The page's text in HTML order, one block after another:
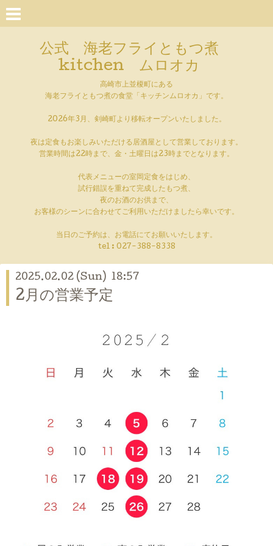
公式 海老フライともつ煮
kitchen ムロオカ
高崎市上並榎町にある
海老フライともつ煮の食堂「キッチンムロオカ」です。
2026年3月、剣崎町より移転オープンいたしました。
夜は定食もお楽しみいただける居酒屋として営業しております。
営業時間は22時まで、金・土曜日は23時までとなります。
代表メニューの室岡定食をはじめ、
試行錯誤を重ねて完成したもつ煮、
夜のお酒のお供まで、
お客様のシーンに合わせてご利用いただけましたら幸いです。
当日のご予約は、お電話にてお願いいたします。
tel : 027-388-8338
2025.02.02 (Sun) 18:57
2月の営業予定